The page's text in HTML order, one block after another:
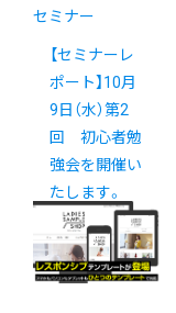
セミナー
【セミナーレ
ポート】10月
9日（水）第2
回 初心者勉
強会を開催い
たします。